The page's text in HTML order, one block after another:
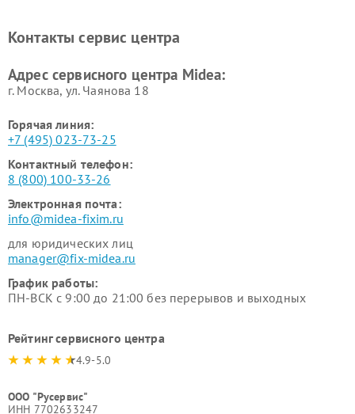
пылесосов Midea
Midea
Контакты сервис центра
Адрес сервисного центра Midea:
г. Москва, ул. Чаянова 18
Горячая линия:
+7 (495) 023-73-25
Контактный телефон:
8 (800) 100-33-26
Электронная почта:
info@midea-fixim.ru
для юридических лиц
manager@fix-midea.ru
График работы:
ПН-ВСК с 9:00 до 21:00 без перерывов и выходных
Рейтинг сервисного центра
4.9-5.0
ООО "Русервис"
ИНН 7702633247